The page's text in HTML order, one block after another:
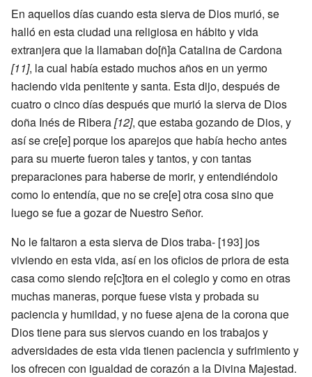
En aquellos días cuando esta sierva de Dios murió, se
halló en esta ciudad una religiosa en hábito y vida
extranjera que la llamaban do[ñ]a Catalina de Cardona
[11], la cual había estado muchos años en un yermo
haciendo vida penitente y santa. Esta dijo, después de
cuatro o cinco días después que murió la sierva de Dios
doña Inés de Ribera[12], que estaba gozando de Dios, y
así se cre[e] porque los aparejos que había hecho antes
para su muerte fueron tales y tantos, y con tantas
preparaciones para haberse de morir, y entendiéndolo
como lo entendía, que no se cre[e] otra cosa sino que
luego se fue a gozar de Nuestro Señor.
No le faltaron a esta sierva de Dios traba- [193] jos
viviendo en esta vida, así en los oficios de priora de esta
casa como siendo re[c]tora en el colegio y como en otras
muchas maneras, porque fuese vista y probada su
paciencia y humildad, y no fuese ajena de la corona que
Dios tiene para sus siervos cuando en los trabajos y
adversidades de esta vida tienen paciencia y sufrimiento y
los ofrecen con igualdad de corazón a la Divina Majestad.